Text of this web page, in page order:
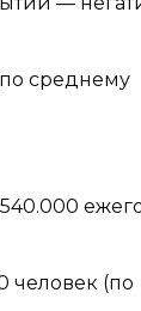
среднему
человек (по